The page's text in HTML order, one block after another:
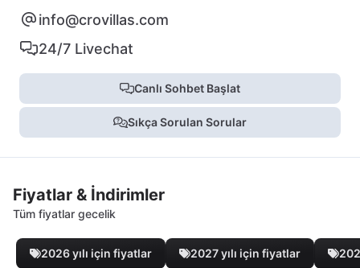
info@crovillas.com
24/7 Livechat
Canlı Sohbet Başlat
Sıkça Sorulan Sorular
Fiyatlar & İndirimler
Tüm fiyatlar gecelik
2026 yılı için fiyatlar 2027 yılı için fiyatlar